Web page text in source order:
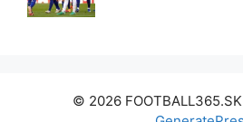
© 2026 FOOTBALL365.SK